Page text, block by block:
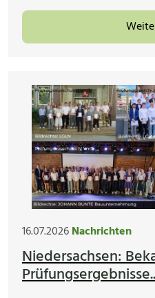
16.07.2026Nachrichten
Niedersachsen: